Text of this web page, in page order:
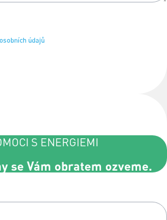
údajů
S ENERGIEMI
se Vám obratem ozveme.